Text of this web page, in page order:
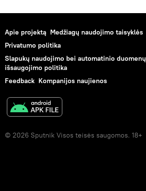
Apie projektą Medžiagų naudojimo taisyklės
Privatumo politika
Slapukų naudojimo bei automatinio duomenų
išsaugojimo politika
Feedback Kompanijos naujienos
© 2026 Sputnik Visos teisės saugomos. 18+